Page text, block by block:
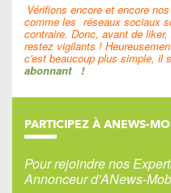
Vérifions encore et encore
comme les réseaux sociaux
contraire. Donc, avant de
restez vigilants !
c'est beaucoup plus simple, il
abonnant !
PARTICIPEZ À ANEWS-
Pour rejoindre nos
Annonceur d'ANews-